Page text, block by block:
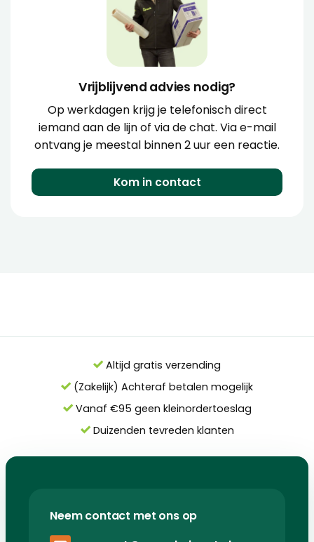
Vrijblijvend advies nodig?
Op werkdagen krijg je telefonisch direct
iemand aan de lijn of via de chat. Via e-mail
ontvang je meestal binnen 2 uur een reactie.
Kom in contact
Altijd gratis verzending
(Zakelijk) Achteraf betalen mogelijk
Vanaf €95 geen kleinordertoeslag
Duizenden tevreden klanten
Neem contact met ons op